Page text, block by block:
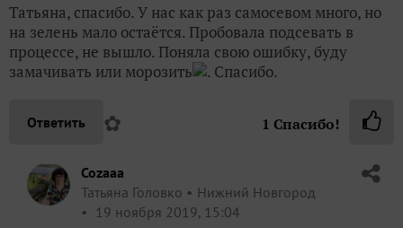
Татьяна, спасибо. У нас как раз самосевом много, но
на зелень мало остаётся. Пробовала подсевать в
процессе, не вышло. Поняла свою ошибку, буду
замачивать или морозить
. Спасибо.
Ответить ✿ 1 Спасибо!
Cozaaa
Татьяна Головко
Нижний Новгород
19 ноября 2019, 15:04